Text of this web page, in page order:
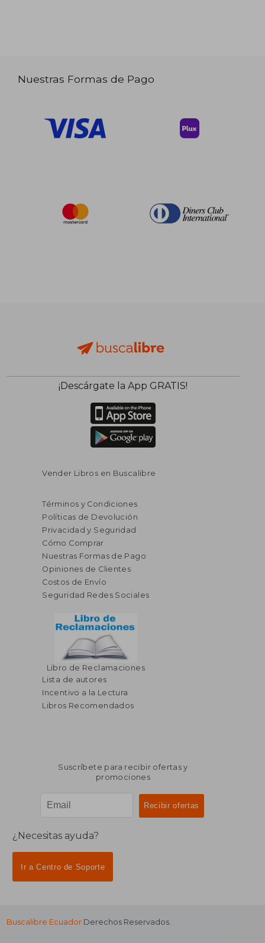
Nuestras Formas de Pago
¡Descárgate la App GRATIS!
Vender Libros en Buscalibre
Términos y Condiciones
Políticas de Devolución
Privacidad y Seguridad
Cómo Comprar
Nuestras Formas de Pago
Opiniones de Clientes
Costos de Envío
Seguridad Redes Sociales
Libro de Reclamaciones
Lista de autores
Incentivo a la Lectura
Libros Recomendados
Suscríbete para recibir ofertas y
promociones
¿Necesitas ayuda?
Ir a Centro de Soporte
Buscalibre Ecuador Derechos Reservados.